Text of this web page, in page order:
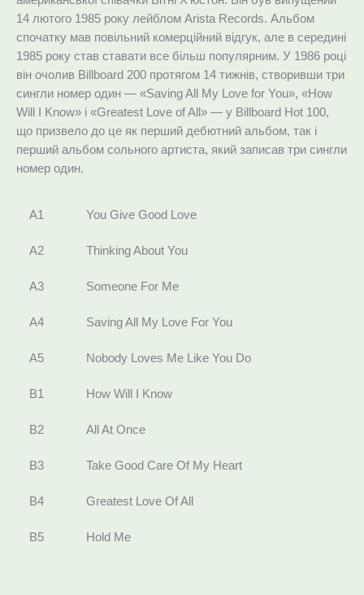
14 лютого 1985 року лейблом Arista Records. Альбом
спочатку мав повільний комерційний відгук, але в середині
1985 року став ставати все більш популярним. У 1986 році
він очолив Billboard 200 протягом 14 тижнів, створивши три
сингли номер один — «Saving All My Love for You», «How
Will I Know» і «Greatest Love of All» — у Billboard Hot 100,
що призвело до це як перший дебютний альбом, так і
перший альбом сольного артиста, який записав три сингли
номер один.
A1 You Give Good Love
A2 Thinking About You
A3 Someone For Me
A4 Saving All My Love For You
A5 Nobody Loves Me Like You Do
B1 How Will I Know
B2 All At Once
B3 Take Good Care Of My Heart
B4 Greatest Love Of All
B5 Hold Me